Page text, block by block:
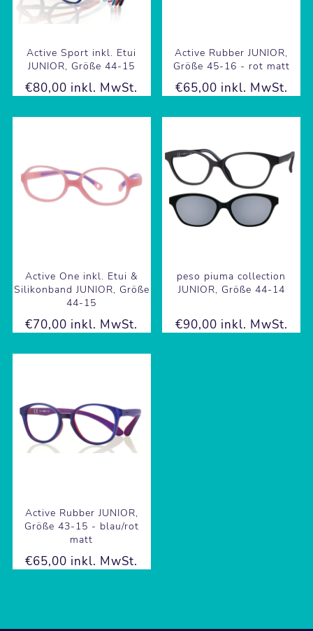
Active Sport inkl. Etui
JUNIOR, Größe 44-15
€80,00 inkl. MwSt.
Active Rubber JUNIOR,
Größe 45-16 - rot matt
€65,00 inkl. MwSt.
Active One inkl. Etui &
Silikonband JUNIOR, Größe
44-15
€70,00 inkl. MwSt.
peso piuma collection
JUNIOR, Größe 44-14
€90,00 inkl. MwSt.
Active Rubber JUNIOR,
Größe 43-15 - blau/rot
matt
€65,00 inkl. MwSt.